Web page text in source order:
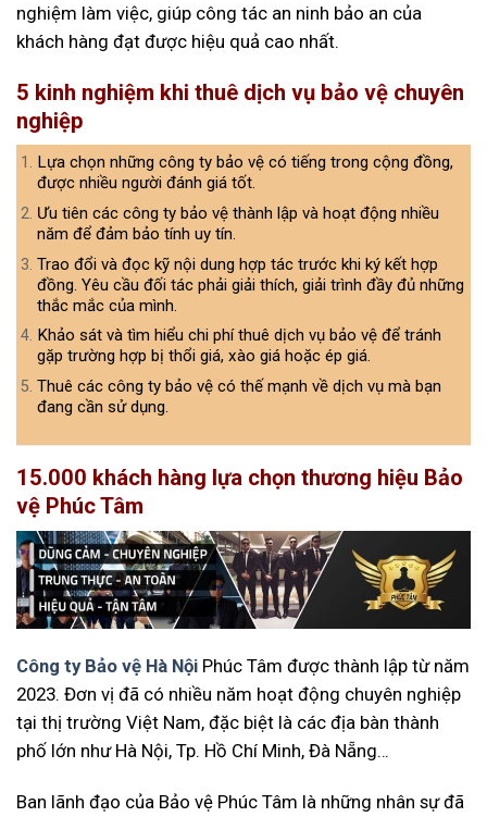
nghiệm làm việc, giúp công tác an ninh bảo an của
khách hàng đạt được hiệu quả cao nhất.
5 kinh nghiệm khi thuê dịch vụ bảo vệ chuyên
nghiệp
Lựa chọn những công ty bảo vệ có tiếng trong cộng đồng,
được nhiều người đánh giá tốt.
Ưu tiên các công ty bảo vệ thành lập và hoạt động nhiều
năm để đảm bảo tính uy tín.
Trao đổi và đọc kỹ nội dung hợp tác trước khi ký kết hợp
đồng. Yêu cầu đối tác phải giải thích, giải trình đầy đủ những
thắc mắc của mình.
Khảo sát và tìm hiểu chi phí thuê dịch vụ bảo vệ để tránh
gặp trường hợp bị thổi giá, xào giá hoặc ép giá.
Thuê các công ty bảo vệ có thế mạnh về dịch vụ mà bạn
đang cần sử dụng.
15.000 khách hàng lựa chọn thương hiệu Bảo
vệ Phúc Tâm
Công ty Bảo vệ Hà Nội Phúc Tâm được thành lập từ năm
2023. Đơn vị đã có nhiều năm hoạt động chuyên nghiệp
tại thị trường Việt Nam, đặc biệt là các địa bàn thành
phố lớn như Hà Nội, Tp. Hồ Chí Minh, Đà Nẵng…
Ban lãnh đạo của Bảo vệ Phúc Tâm là những nhân sự đã